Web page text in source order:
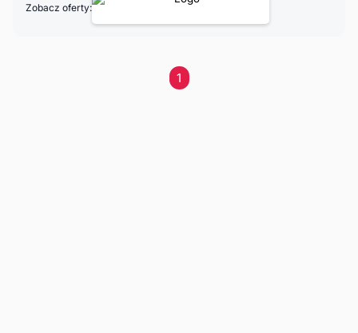
Zobacz oferty:
1